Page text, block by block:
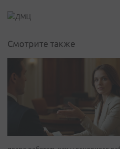
Смотрите также